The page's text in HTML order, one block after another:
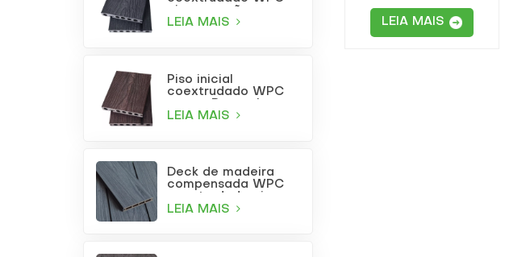
LEIA MAIS
Piso inicial
coextrudado WPC
LEIA MAIS
Deck de madeira
compensada WPC
claro para uso
LEIA MAIS
cercar jardins
LEIA MAIS